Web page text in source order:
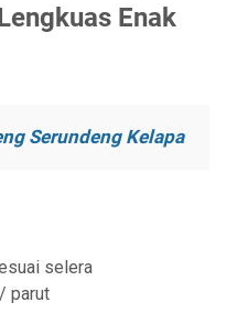
Enak
Serundeng Kelapa
selera
parut